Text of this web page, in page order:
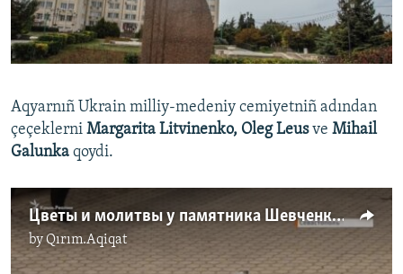
Aqyarnıñ Ukrain milliy-medeniy cemiyetniñ adından
çeçeklerni Margarita Litvinenko, Oleg Leusve Mihail
Galunka qoydi.
Цветы и молитвы у памятника Шевченко в Севастополе (видео)
byQırım.Aqiqat